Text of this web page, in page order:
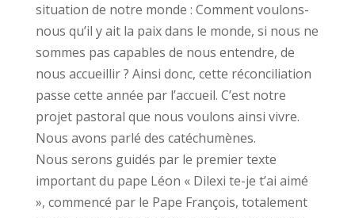
situation de notre monde : Comment voulons-
nous qu’il y ait la paix dans le monde, si nous ne
sommes pas capables de nous entendre, de
nous accueillir ? Ainsi donc, cette réconciliation
passe cette année par l’accueil. C’est notre
projet pastoral que nous voulons ainsi vivre.
Nous avons parlé des catéchumènes.
Nous serons guidés par le premier texte
important du pape Léon « Dilexi te-je t’ai aimé
», commencé par le Pape François, totalement